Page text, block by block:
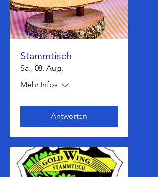
Stammtisch
Sa., 08. Aug.
Mehr Infos
Antworten